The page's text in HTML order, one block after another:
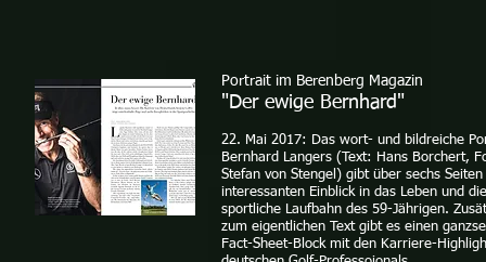
Portrait im Berenberg Magazin
"Der ewige Bernhard"
22. Mai 2017: Das wort- und bildreiche
Bernhard Langers (Text: Hans Borchert,
Stefan von Stengel) gibt über sechs Seiten
interessanten Einblick in das Leben und die
sportliche Laufbahn des 59-Jährigen.
zum eigentlichen Text gibt es einen
Fact-Sheet-Block mit den Karriere-